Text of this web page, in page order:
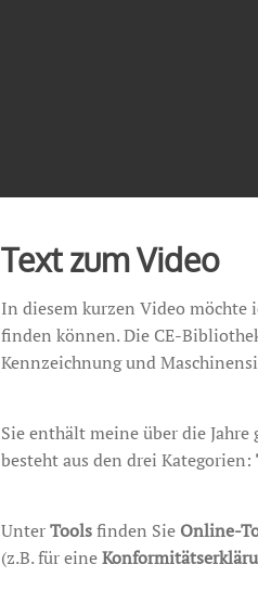
Text zum Video
In diesem kurzen Video möchte
finden können. Die CE-
Kennzeichnung und
Sie enthält meine über die Jahre
besteht aus den drei Kategorien:
UnterToolsfinden Sie Online-
(z.B. für eine